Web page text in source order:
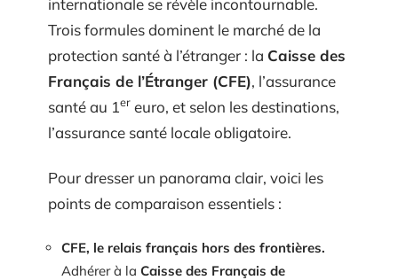
Trois formules dominent le marché de la
protection santé à l’étranger : la Caisse des
Français de l’Étranger (CFE), l’assurance
santé au 1er euro, et selon les destinations,
l’assurance santé locale obligatoire.
Pour dresser un panorama clair, voici les
points de comparaison essentiels :
CFE, le relais français hors des frontières.
Adhérer à la Caisse des Français de